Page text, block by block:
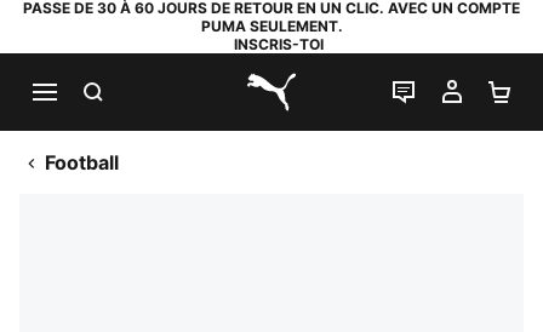
PASSE DE 30 À 60 JOURS DE RETOUR EN UN CLIC. AVEC UN COMPTE
PUMA SEULEMENT.
INSCRIS-TOI
PUMA.com
LIVE CHAT
MON
Football